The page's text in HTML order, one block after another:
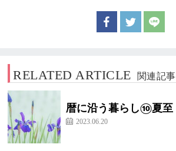
RELATED ARTICLE 関連記事
暦に沿う暮らし⑩夏至
2023.06.20